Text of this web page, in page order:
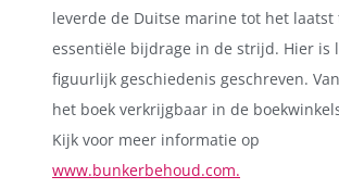
leverde de Duitse marine tot het laatst
essentiële bijdrage in de strijd. Hier is
figuurlijk geschiedenis geschreven.
het boek verkrijgbaar in de
Kijk voor meer informatie op
www.bunkerbehoud.com.